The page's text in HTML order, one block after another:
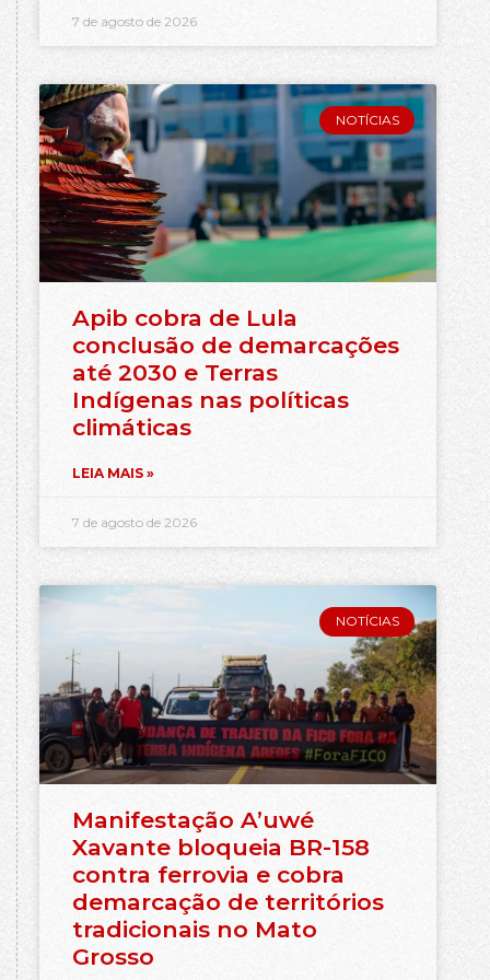
7 de agosto de 2026
NOTÍCIAS
Apib cobra de Lula
conclusão de demarcações
até 2030 e Terras
Indígenas nas políticas
climáticas
LEIA MAIS »
7 de agosto de 2026
NOTÍCIAS
Manifestação A’uwé
Xavante bloqueia BR-158
contra ferrovia e cobra
demarcação de territórios
tradicionais no Mato
Grosso